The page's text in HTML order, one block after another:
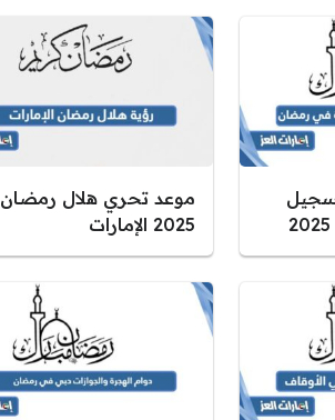
موعد تحري هلال رمضان
2025 الإمارات